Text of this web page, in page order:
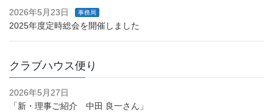
2026年5月23日 事務局
2025年度定時総会を開催しました
クラブハウス便り
2026年5月27日
「新・理事ご紹介 中田 良一さん」